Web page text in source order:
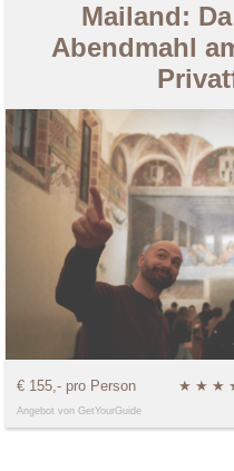
Mailand:
Abendmahl
€ 155,- pro Person ★ ★ ★
Angebot von GetYourGuide